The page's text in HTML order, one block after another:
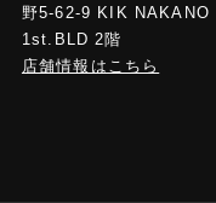
野5-62-9 KIK NAKANO
1st.BLD 2階
店舗情報はこちら